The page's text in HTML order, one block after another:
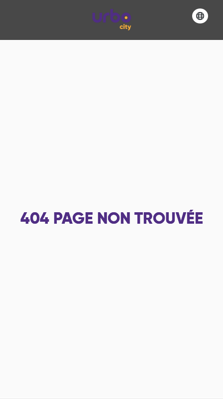
404 PAGE NON TROUVÉE